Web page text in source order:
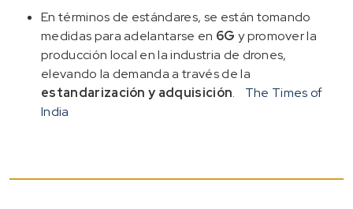
En términos de estándares, se están tomando
medidas para adelantarse en 6G y promover la
producción local en la industria de drones,
elevando la demanda a través de la
estandarización y adquisición.
The Times of
India